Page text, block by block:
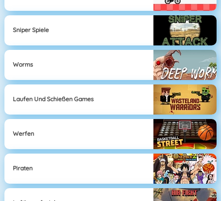
Sniper Spiele
Worms
Laufen Und Schießen Games
Werfen
Piraten